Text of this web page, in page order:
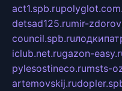
act1.spb.ru
detsad125.rumir-
council.spb.ru
iclub.net.rugazon-
pylesostineco.rumsts-
artemovskij.ru